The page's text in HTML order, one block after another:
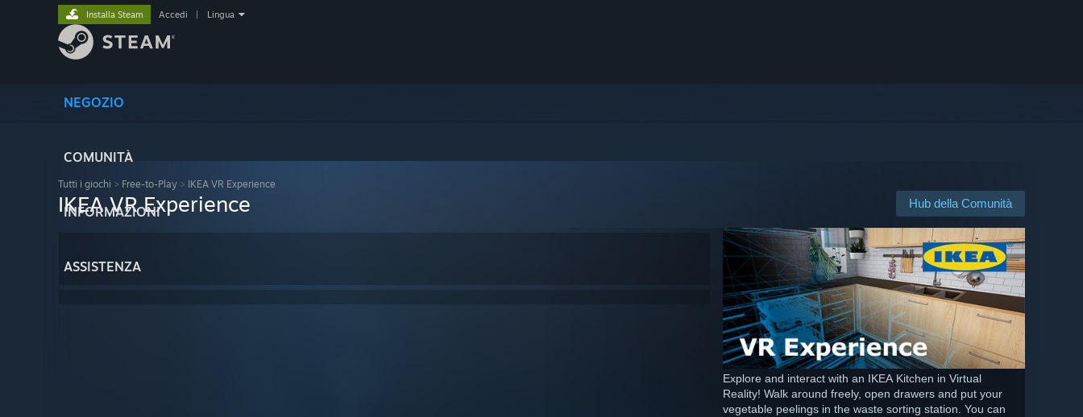
NEGOZIO
COMUNITÀ
INFORMAZIONI
ASSISTENZA
Installa Steam Accedi Lingua
Tutti i giochi > Free-to-Play > IKEA VR Experience
Hub della Comunità
IKEA VR Experience
Explore and interact with an IKEA Kitchen in Virtual
Reality! Walk around freely, open drawers and put your
vegetable peelings in the waste sorting station. You can